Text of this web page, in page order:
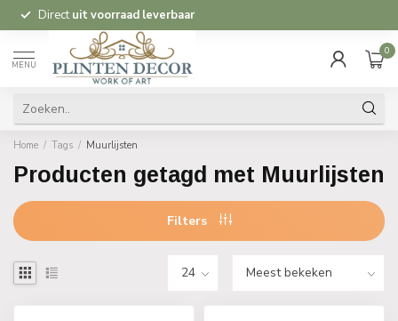
Direct uit voorraad leverbaar
MENU
0
Home / Tags / Muurlijsten
Producten getagd met Muurlijsten
Filters